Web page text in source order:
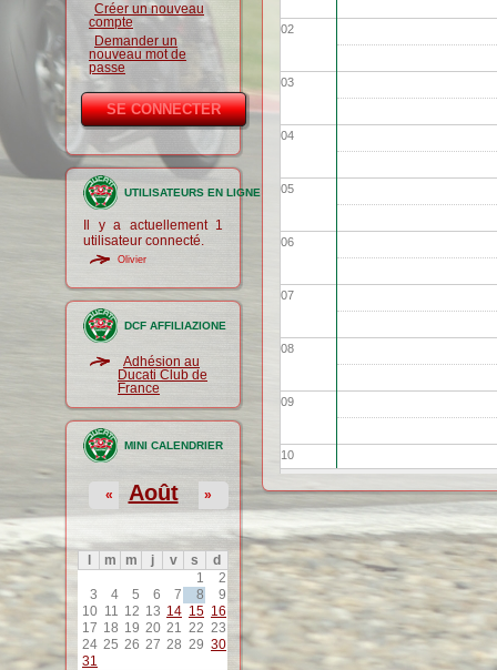
Créer un nouveau
compte
Demander un
nouveau mot de
passe
UTILISATEURS EN LIGNE
Il y a actuellement 1
utilisateur connecté.
Olivier
DCF AFFILIAZIONE
Adhésion au
Ducati Club de
France
MINI CALENDRIER
Août
« »
m m j v s
d
1
2
3
4 5 6 7 8
9
10 11 12 13 14 15 16
17 18 19 20 21 22 23
24 25 26 27 28 29 30
31
02
03
04
05
06
07
08
09
10
11
12
13